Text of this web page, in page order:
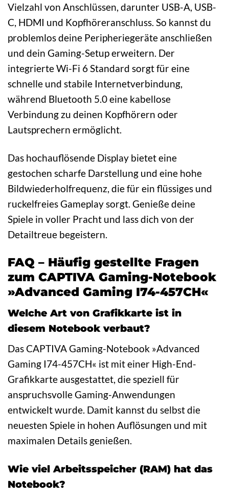
Vielzahl von Anschlüssen, darunter USB-A, USB-
C, HDMI und Kopfhöreranschluss. So kannst du
problemlos deine Peripheriegeräte anschließen
und dein Gaming-Setup erweitern. Der
integrierte Wi-Fi 6 Standard sorgt für eine
schnelle und stabile Internetverbindung,
während Bluetooth 5.0 eine kabellose
Verbindung zu deinen Kopfhörern oder
Lautsprechern ermöglicht.
Das hochauflösende Display bietet eine
gestochen scharfe Darstellung und eine hohe
Bildwiederholfrequenz, die für ein flüssiges und
ruckelfreies Gameplay sorgt. Genieße deine
Spiele in voller Pracht und lass dich von der
Detailtreue begeistern.
FAQ – Häufig gestellte Fragen
zum CAPTIVA Gaming-Notebook
»Advanced Gaming I74-457CH«
Welche Art von Grafikkarte ist in
diesem Notebook verbaut?
Das CAPTIVA Gaming-Notebook »Advanced
Gaming I74-457CH« ist mit einer High-End-
Grafikkarte ausgestattet, die speziell für
anspruchsvolle Gaming-Anwendungen
entwickelt wurde. Damit kannst du selbst die
neuesten Spiele in hohen Auflösungen und mit
maximalen Details genießen.
Wie viel Arbeitsspeicher (RAM) hat das
Notebook?